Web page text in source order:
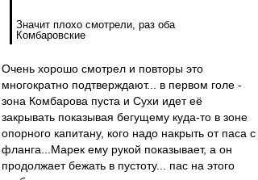
Значит плохо смотрели, раз оба
Комбаровские
Очень хорошо смотрел и повторы это
многократно подтверждают... в первом голе -
зона Комбарова пуста и Сухи идет её
закрывать показывая бегущему куда-то в зоне
опорного капитану, кого надо накрыть от паса с
фланга...Марек ему рукой показывает, а он
продолжает бежать в пустоту... пас на этого